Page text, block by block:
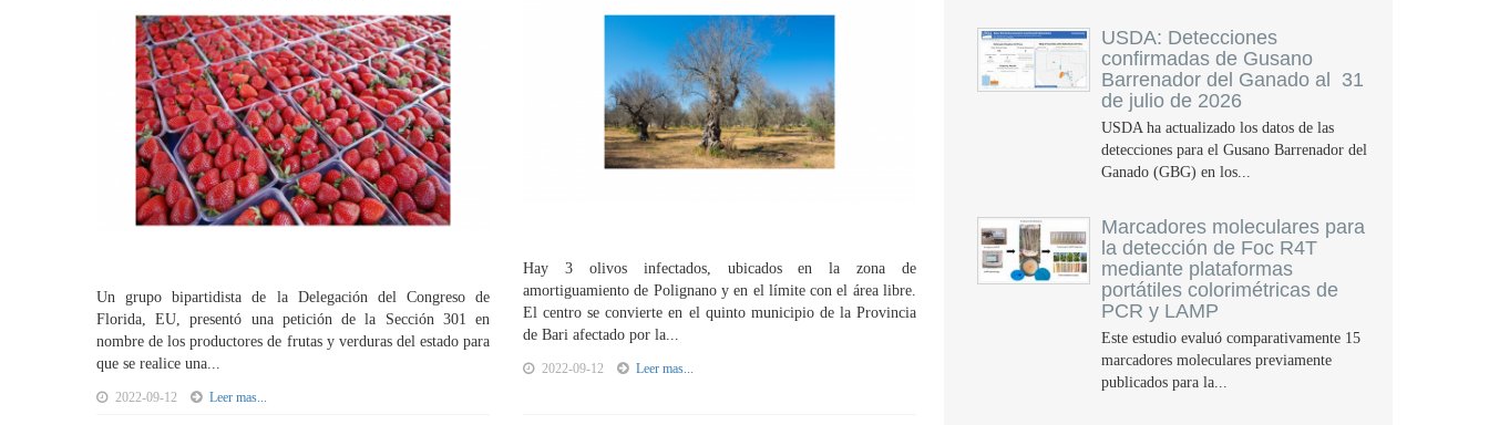
Un grupo bipartidista de la Delegación del Congreso de
Florida, EU, presentó una petición de la Sección 301 en
nombre de los productores de frutas y verduras del estado para
que se realice una...
2022-09-12 Leer mas...
Hay 3 olivos infectados, ubicados en la zona de
amortiguamiento de Polignano y en el límite con el área libre.
El centro se convierte en el quinto municipio de la Provincia
de Bari afectado por la...
2022-09-12 Leer mas...
USDA: Detecciones
confirmadas de Gusano
Barrenador del Ganado al 31
de julio de 2026
USDA ha actualizado los datos de las
detecciones para el Gusano Barrenador del
Ganado (GBG) en los...
Marcadores moleculares para
la detección de Foc R4T
mediante plataformas
portátiles colorimétricas de
PCR y LAMP
Este estudio evaluó comparativamente 15
marcadores moleculares previamente
publicados para la...